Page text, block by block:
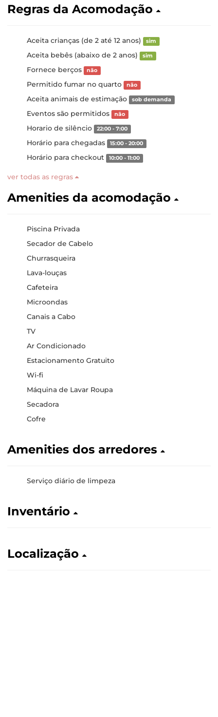
Regras da Acomodação
Aceita crianças (de 2 até 12 anos) sim
Aceita bebês (abaixo de 2 anos) sim
Fornece berços não
Permitido fumar no quarto não
Aceita animais de estimação sob demanda
Eventos são permitidos não
Horario de silêncio 22:00 - 7:00
Horário para chegadas 15:00 - 20:00
Horário para checkout 10:00 - 11:00
ver todas as regras
Amenities da acomodação
Piscina Privada
Secador de Cabelo
Churrasqueira
Lava-louças
Cafeteira
Microondas
Canais a Cabo
TV
Ar Condicionado
Estacionamento Gratuito
Wi-fi
Máquina de Lavar Roupa
Secadora
Cofre
Amenities dos arredores
Serviço diário de limpeza
Inventário
Localização